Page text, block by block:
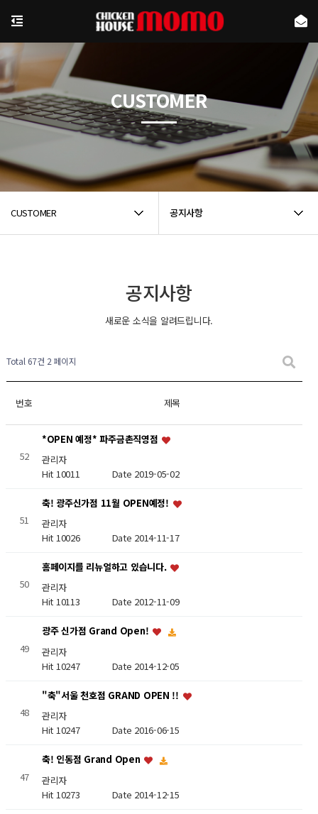
CUSTOMER 공지사항
CUSTOMER
공지사항
새로운 소식을 알려드립니다.
Total 67건 2 페이지
번호 제목
52
*OPEN 예정* 파주금촌직영점
관리자
Hit 10011 Date 2019-05-02
51
축! 광주신가점 11월 OPEN예정!
관리자
Hit 10026 Date 2014-11-17
50
홈페이지를 리뉴얼하고 있습니다.
관리자
Hit 10113 Date 2012-11-09
49
광주 신가점 Grand Open!
관리자
Hit 10247 Date 2014-12-05
48
"축"서울 천호점 GRAND OPEN !!
관리자
Hit 10247 Date 2016-06-15
47
축! 인동점 Grand Open
관리자
Hit 10273 Date 2014-12-15